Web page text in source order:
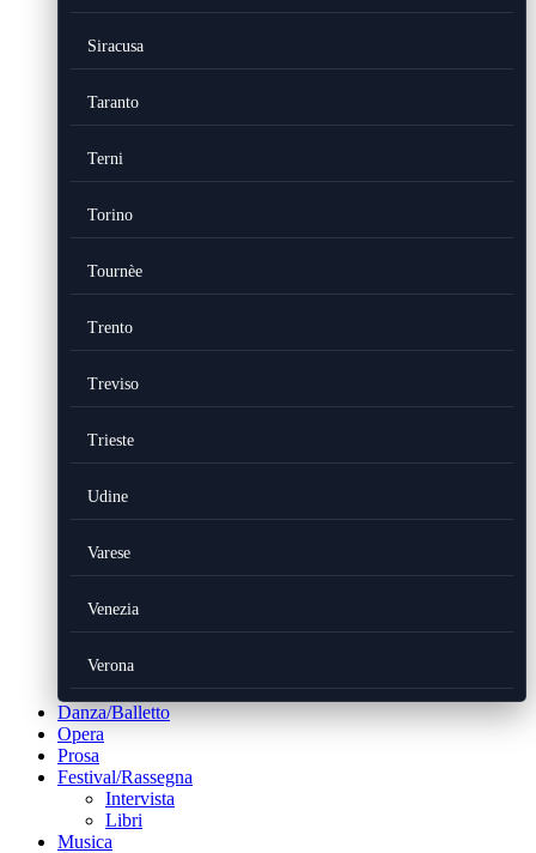
Siracusa
Taranto
Terni
Torino
Tournèe
Trento
Treviso
Trieste
Udine
Varese
Venezia
Verona
Danza/Balletto
Opera
Prosa
Festival/Rassegna
Intervista
Libri
Musica